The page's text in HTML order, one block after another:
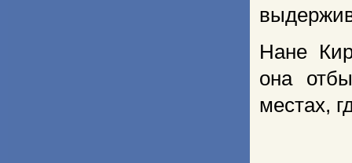
Нане
она
местах,